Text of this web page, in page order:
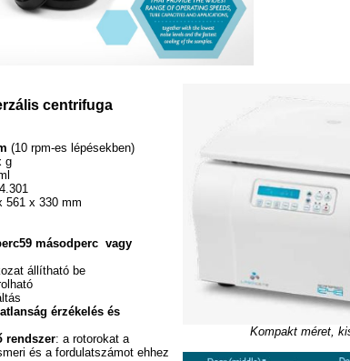
centrifuga
(10 rpm-es lépésekben)
g
561 x 330 mm
másodperc vagy
állítható be
érzékelés és
rendszer: a rotorokat a
és a fordulatszámot ehhez
Kompakt méret,